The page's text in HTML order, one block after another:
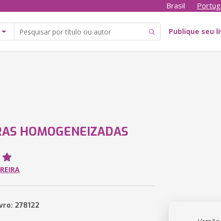
Brasil
Publique seu
HOMOGENEIZADAS
278122